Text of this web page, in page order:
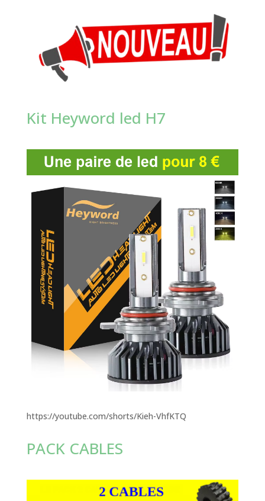
Kit Heyword led H7
https://youtube.com/shorts/Kieh-VhfKTQ
PACK CABLES